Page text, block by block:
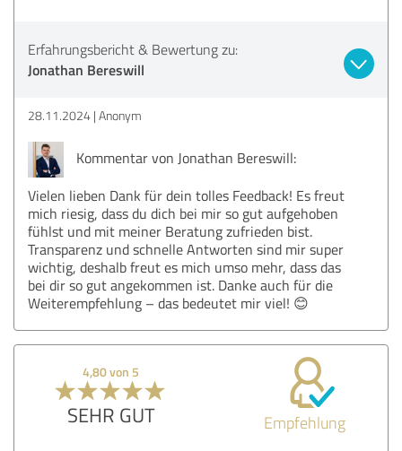
Erfahrungsbericht & Bewertung zu:
Jonathan Bereswill
28.11.2024 Anonym
Kommentar von Jonathan Bereswill:
Vielen lieben Dank für dein tolles Feedback! Es freut
mich riesig, dass du dich bei mir so gut aufgehoben
fühlst und mit meiner Beratung zufrieden bist.
Transparenz und schnelle Antworten sind mir super
wichtig, deshalb freut es mich umso mehr, dass das
bei dir so gut angekommen ist. Danke auch für die
Weiterempfehlung – das bedeutet mir viel! 😊
4,80 von 5
SEHR GUT Empfehlung